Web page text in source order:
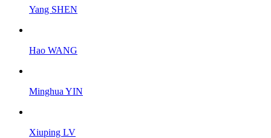
Yang SHEN
Hao WANG
Minghua YIN
Xiuping LV